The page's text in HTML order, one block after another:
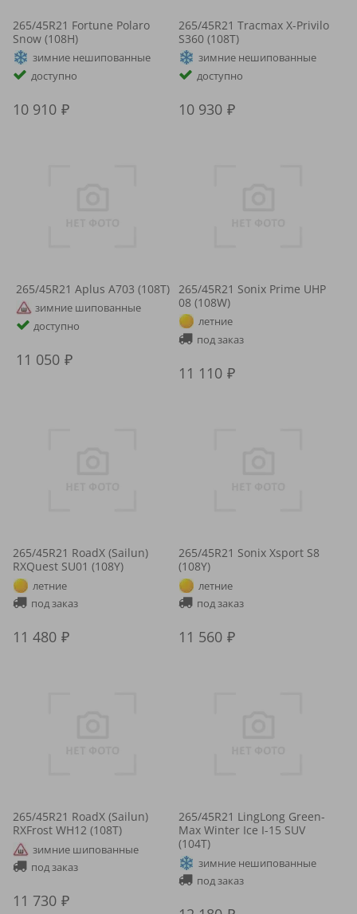
265/45R21 Fortune Polaro
Snow (108H)
зимние нешипованные
доступно
10 910
265/45R21 Tracmax X-Privilo
S360 (108T)
зимние нешипованные
доступно
10 930
265/45R21 Aplus A703 (108T)
зимние шипованные
доступно
11 050
265/45R21 Sonix Prime UHP
08 (108W)
летние
под заказ
11 110
265/45R21 RoadX (Sailun)
RXQuest SU01 (108Y)
летние
под заказ
11 480
265/45R21 Sonix Xsport S8
(108Y)
летние
под заказ
11 560
265/45R21 RoadX (Sailun)
RXFrost WH12 (108T)
зимние шипованные
под заказ
11 730
265/45R21 LingLong Green-
Max Winter Ice I-15 SUV
(104T)
зимние нешипованные
под заказ